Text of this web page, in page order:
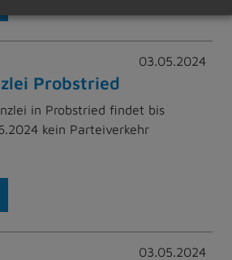
03.05.2024
Probstried
in Probstried findet bis
kein Parteiverkehr
03.05.2024